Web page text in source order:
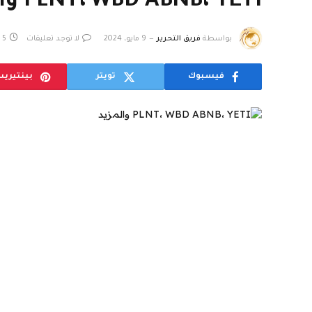
بواسطة فريق التحرير 9 مايو، 2024 لا توجد تعليقات 5 دقائق
فيسبوك تويتر